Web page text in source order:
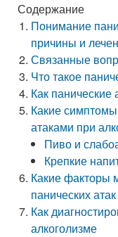
Содержание
Понимание
причины и
Связанные
Что такое
Как панические
Какие
атаками при
Пиво и
Крепкие
Какие факторы
панических
Как
алкоголизме